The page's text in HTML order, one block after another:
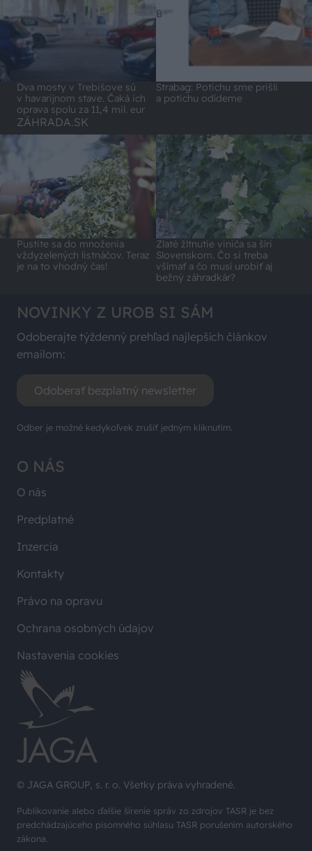
Dva mosty v Trebišove sú
v havarijnom stave. Čaká ich
oprava spolu za 11,4 mil. eur
Strabag: Potichu sme prišli
a potichu odídeme
ZÁHRADA.SK
Pustite sa do množenia
vždyzelených listnáčov. Teraz
je na to vhodný čas!
Zlaté žltnutie viniča sa šíri
Slovenskom. Čo si treba
všímať a čo musí urobiť aj
bežný záhradkár?
© JAGA GROUP, s. r. o. Všetky práva vyhradené.
Publikovanie alebo ďalšie šírenie správ zo zdrojov TASR je bez
predchádzajúceho písomného súhlasu TASR porušením autorského
zákona.
O NÁS
O nás
Predplatné
Inzercia
Kontakty
Právo na opravu
Ochrana osobných údajov
Nastavenia cookies
NOVINKY Z UROB SI SÁM
Odoberajte týždenný prehľad najlepších článkov
emailom:
Odoberať bezplatný newsletter
Odber je možné kedykoľvek zrušiť jedným kliknutím.